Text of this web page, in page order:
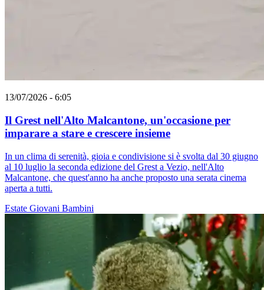
13/07/2026 - 6:05
Il Grest nell'Alto Malcantone, un'occasione per
imparare a stare e crescere insieme
In un clima di serenità, gioia e condivisione si è svolta dal 30 giugno
al 10 luglio la seconda edizione del Grest a Vezio, nell'Alto
Malcantone, che quest'anno ha anche proposto una serata cinema
aperta a tutti.
Estate Giovani Bambini